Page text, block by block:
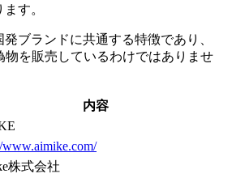
す。
ブランドに共通する特徴であり、
物を販売しているわけではありませ
内容
www.aimike.com/
株式会社